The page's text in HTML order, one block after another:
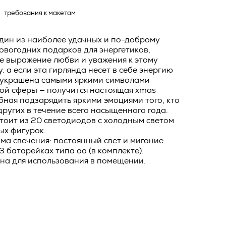
требования к макетам
из наиболее удачных и по-доброму
подарков для энергетиков,
выражение любви и уважения к этому
а если эта гирлянда несет в себе энергию
самыми яркими символами
сферы — получится настоящая xmas
подзарядить яркими эмоциями того, кто
в течение всего насыщенного года.
из 20 светодиодов с холодным светом
фигурок.
свечения: постоянный свет и мигание.
батарейках типа аа (в комплекте).
для использования в помещении.
–
по
в
полном и
№152-ФЗ
с
(ИНН
адрес
Поля, д.